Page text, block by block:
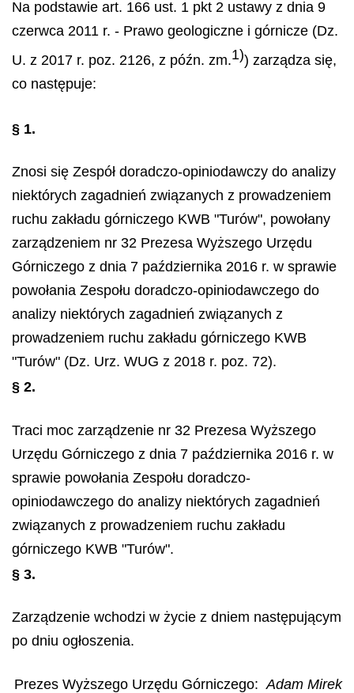
Na podstawie art. 166 ust. 1 pkt 2 ustawy z dnia 9
czerwca 2011 r. - Prawo geologiczne i górnicze (Dz.
U. z 2017 r. poz. 2126, z późn. zm.1)) zarządza się,
co następuje:
§ 1.
Znosi się Zespół doradczo-opiniodawczy do analizy
niektórych zagadnień związanych z prowadzeniem
ruchu zakładu górniczego KWB "Turów", powołany
zarządzeniem nr 32 Prezesa Wyższego Urzędu
Górniczego z dnia 7 października 2016 r. w sprawie
powołania Zespołu doradczo-opiniodawczego do
analizy niektórych zagadnień związanych z
prowadzeniem ruchu zakładu górniczego KWB
"Turów" (Dz. Urz. WUG z 2018 r. poz. 72).
§ 2.
Traci moc zarządzenie nr 32 Prezesa Wyższego
Urzędu Górniczego z dnia 7 października 2016 r. w
sprawie powołania Zespołu doradczo-
opiniodawczego do analizy niektórych zagadnień
związanych z prowadzeniem ruchu zakładu
górniczego KWB "Turów".
§ 3.
Zarządzenie wchodzi w życie z dniem następującym
po dniu ogłoszenia.
Prezes Wyższego Urzędu Górniczego: Adam Mirek